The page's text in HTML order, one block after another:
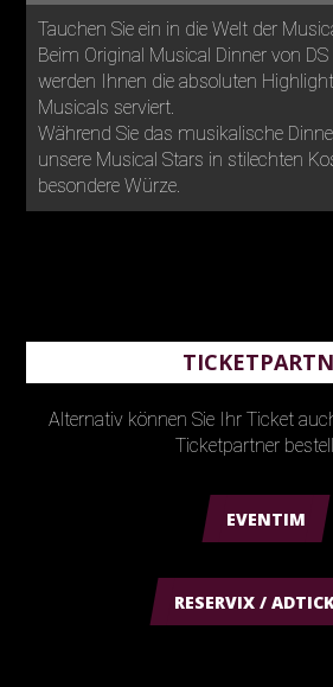
Tauchen Sie ein in die Welt der
Beim Original Musical Dinner von
werden Ihnen die absoluten
Musicals serviert.
Während Sie das musikalische
unsere Musical Stars in stilechten
besondere Würze.
Alternativ können Sie Ihr Ticket
Ticketpartner
EVENTIM
RESERVIX /